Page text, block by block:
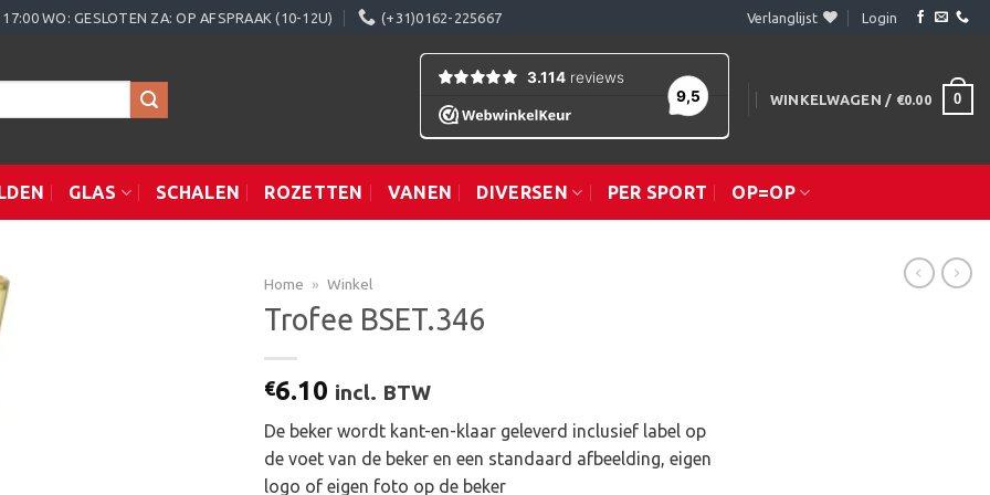
WO: GESLOTEN ZA: OP AFSPRAAK (10-12U) (+31)0162-225667 Verlanglijst Login
WINKELWAGEN / €0.00 0
GLAS SCHALEN ROZETTEN VANEN DIVERSEN PER SPORT OP=OP
Home » Winkel
Trofee BSET.346
€6.10 incl. BTW
De beker wordt kant-en-klaar geleverd inclusief label op
de voet van de beker en een standaard afbeelding, eigen
logo of eigen foto op de beker